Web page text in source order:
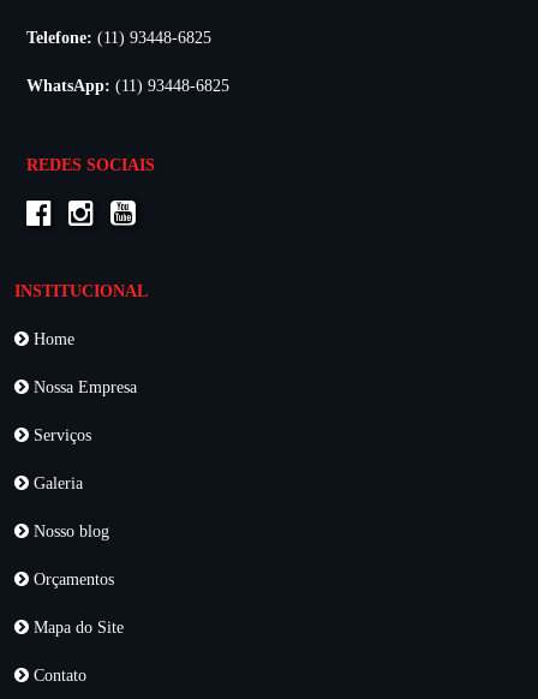
Telefone: (11) 93448-6825
WhatsApp: (11) 93448-6825
REDES SOCIAIS
INSTITUCIONAL
Home
Nossa Empresa
Serviços
Galeria
Nosso blog
Orçamentos
Mapa do Site
Contato